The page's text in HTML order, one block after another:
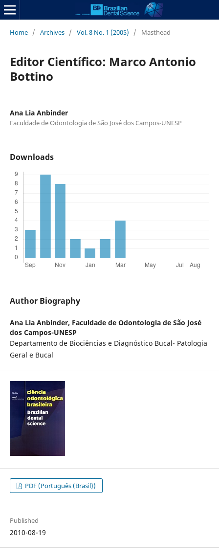
Home / Archives / Vol. 8 No. 1 (2005) / Masthead
Editor Científico: Marco Antonio
Bottino
Ana Lia Anbinder
Faculdade de Odontologia de São José dos Campos-UNESP
Downloads
Author Biography
Ana Lia Anbinder, Faculdade de Odontologia de São José
dos Campos-UNESP
Departamento de Biociências e Diagnóstico Bucal- Patologia
Geral e Bucal
PDF (Português (Brasil))
Published
2010-08-19